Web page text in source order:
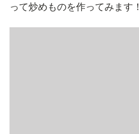
って炒めものを作ってみます！